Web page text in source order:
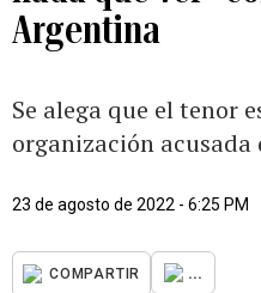
Argentina
Se alega que el tenor
organización
23 de agosto de 2022 - 6:25 PM
COMPARTIR ...